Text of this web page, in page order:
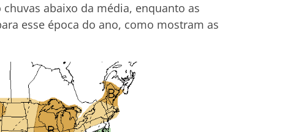
abaixo da média, enquanto as
esse época do ano, como mostram as